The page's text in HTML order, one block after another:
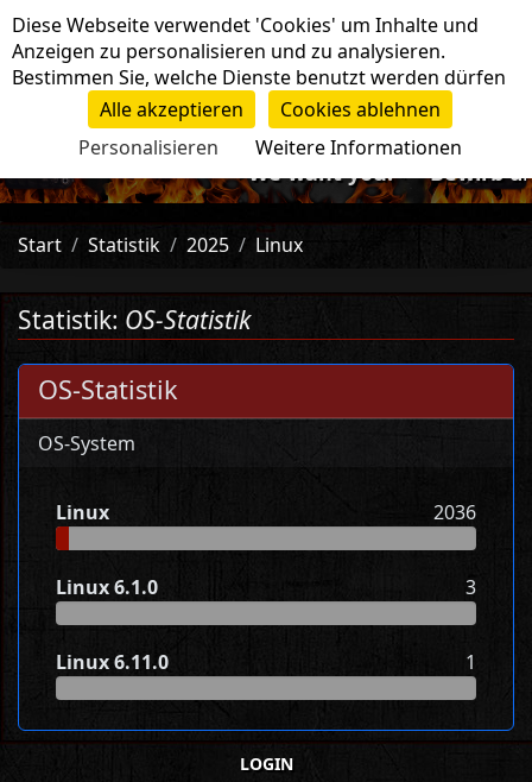
Navigation
-=>We want you!<=- Bewirb
Start Statistik 2025 Linux
Statistik: OS-Statistik
OS-Statistik
OS-System
Linux 2036
Linux 6.1.0 3
Linux 6.11.0 1
LOGIN
Cookie-Einstellungen
Diese Webseite verwendet 'Cookies' um Inhalte und
Anzeigen zu personalisieren und zu analysieren.
Bestimmen Sie, welche Dienste benutzt werden dürfen
Alle akzeptieren
Cookies ablehnen
Personalisieren
Weitere Informationen